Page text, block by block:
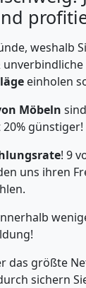
weshalb
unverbindliche
einholen
Möbeln
günstiger!
! 9
uns ihren
das größte
sichern